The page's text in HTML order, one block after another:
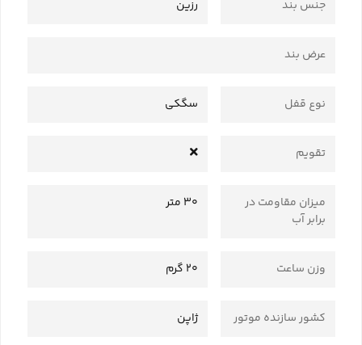
جنس بند رزین
عرض بند
نوع قفل سگکی
تقویم
میزان مقاومت در
برابر آب
30 متر
وزن ساعت 20 گرم
کشور سازنده موتور ژاپن